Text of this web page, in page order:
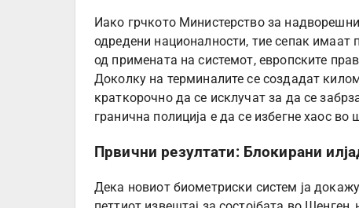
Иако грчкото Министерство за
одредени националности, тие сепак имаат
од примената на системот, европските
Доколку на терминалите се создадат
краткорочно да се исклучат за да се
гранична полиција е да се избегне хаос во
Првични резултати: Блокирани
Дека новиот биометриски систем ја